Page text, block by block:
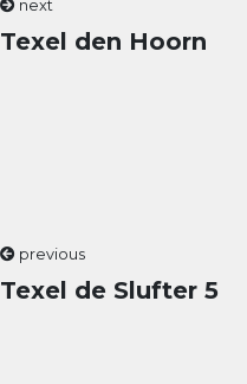
next
Texel den Hoorn
previous
Texel de Slufter 5